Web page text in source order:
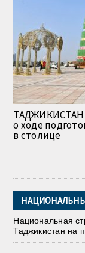
ТАДЖИКИСТАН
о ходе
в столице
Национальная
Таджикистан на